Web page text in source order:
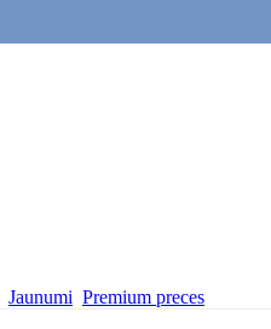
Jaunumi Premium preces